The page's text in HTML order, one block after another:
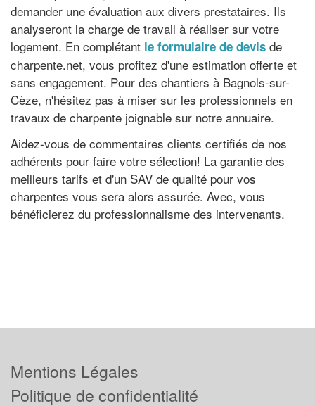
demander une évaluation aux divers prestataires. Ils
analyseront la charge de travail à réaliser sur votre
logement. En complétant le formulaire de devis de
charpente.net, vous profitez d'une estimation offerte et
sans engagement. Pour des chantiers à Bagnols-sur-
Cèze, n'hésitez pas à miser sur les professionnels en
travaux de charpente joignable sur notre annuaire.
Aidez-vous de commentaires clients certifiés de nos
adhérents pour faire votre sélection! La garantie des
meilleurs tarifs et d'un SAV de qualité pour vos
charpentes vous sera alors assurée. Avec, vous
bénéficierez du professionnalisme des intervenants.
Mentions Légales
Politique de confidentialité